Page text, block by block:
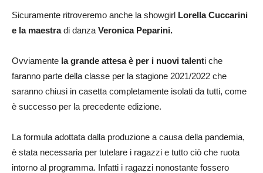
Sicuramente ritroveremo anche la showgirl Lorella Cuccarini
e la maestradi danza Veronica Peparini.
Ovviamente la grande attesa è per i nuovi talenti che
faranno parte della classe per la stagione 2021/2022 che
saranno chiusi in casetta completamente isolati da tutti, come
è successo per la precedente edizione.
La formula adottata dalla produzione a causa della pandemia,
è stata necessaria per tutelare i ragazzi e tutto ciò che ruota
intorno al programma. Infatti i ragazzi nonostante fossero